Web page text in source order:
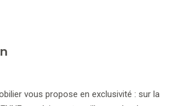
vous propose en exclusivité : sur la